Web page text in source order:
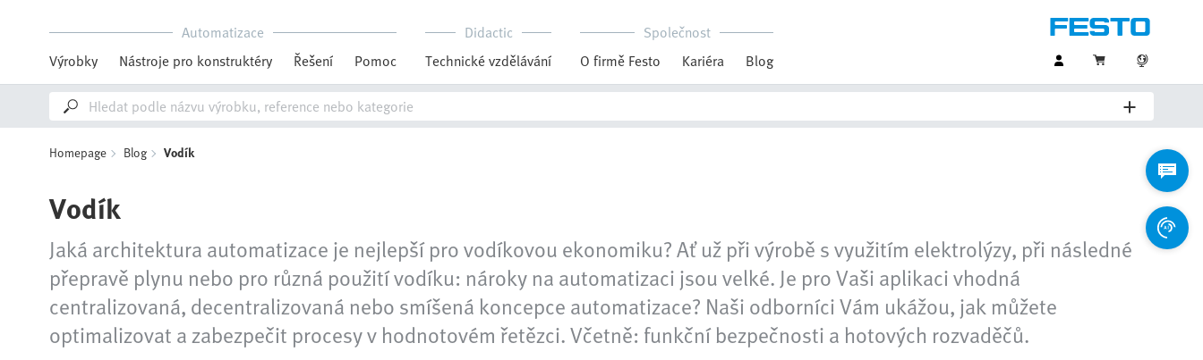
Automatizace
Výrobky
Nástroje pro konstruktéry Řešení Pomoc
Didactic
Technické vzdělávání
Společnost
O firmě Festo
Kariéra Blog
Homepage Blog Vodík
Vodík
Jaká architektura automatizace je nejlepší pro vodíkovou ekonomiku? Ať už při výrobě s využitím elektrolýzy, při následné
přepravě plynu nebo pro různá použití vodíku: nároky na automatizaci jsou velké. Je pro Vaši aplikaci vhodná
centralizovaná, decentralizovaná nebo smíšená koncepce automatizace? Naši odborníci Vám ukážou, jak můžete
optimalizovat a zabezpečit procesy v hodnotovém řetězci. Včetně: funkční bezpečnosti a hotových rozvaděčů.